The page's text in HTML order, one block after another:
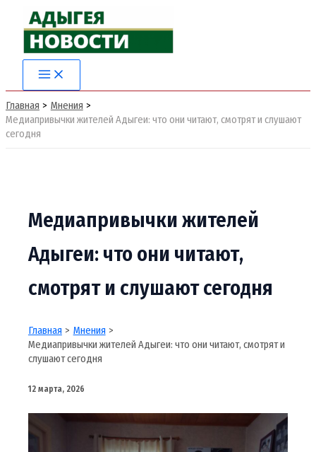
Перейти
содержимому
Главная
Мнения
Медиапривычки жителей Адыгеи: что они читают, смотрят и слушают
сегодня
Медиапривычки жителей
Адыгеи: что они читают,
смотрят и слушают сегодня
Главная
Мнения
Медиапривычки жителей Адыгеи: что они читают, смотрят и
слушают сегодня
12 марта, 2026